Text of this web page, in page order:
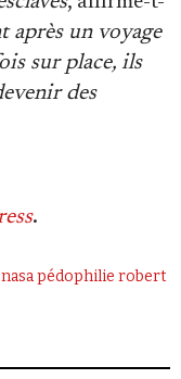
après un voyage
sur place, ils
des
.
nasapédophilie robert